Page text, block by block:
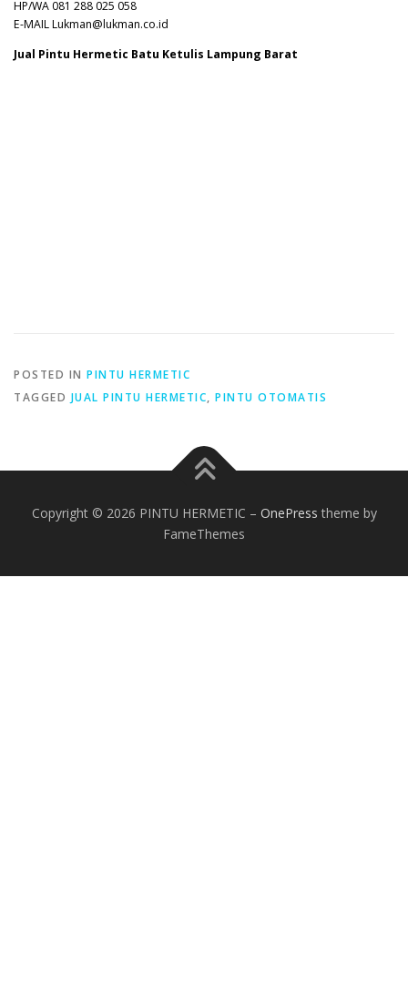
HP/WA 081 288 025 058
E-MAIL Lukman@lukman.co.id
Jual Pintu Hermetic Batu Ketulis Lampung Barat
POSTED IN PINTU HERMETIC
TAGGED JUAL PINTU HERMETIC, PINTU OTOMATIS
Copyright © 2026 PINTU HERMETIC – OnePress theme by
FameThemes